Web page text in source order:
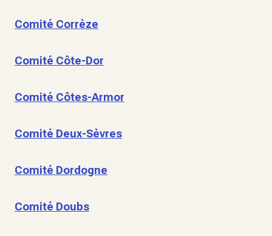
Comité Corrèze
Comité Côte-Dor
Comité Côtes-Armor
Comité Deux-Sèvres
Comité Dordogne
Comité Doubs